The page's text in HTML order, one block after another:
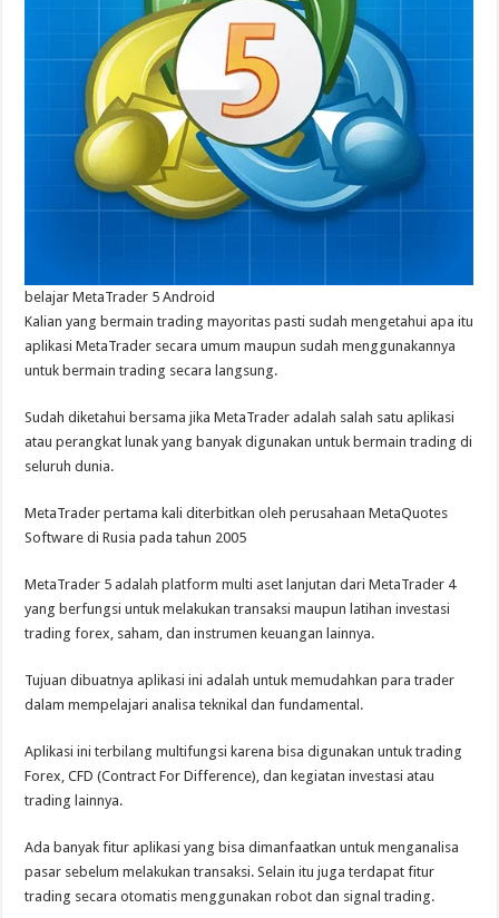
belajar MetaTrader 5 Android
Kalian yang bermain trading mayoritas pasti sudah mengetahui apa itu
aplikasi MetaTrader secara umum maupun sudah menggunakannya
untuk bermain trading secara langsung.
Sudah diketahui bersama jika MetaTrader adalah salah satu aplikasi
atau perangkat lunak yang banyak digunakan untuk bermain trading di
seluruh dunia.
MetaTrader pertama kali diterbitkan oleh perusahaan MetaQuotes
Software di Rusia pada tahun 2005
MetaTrader 5 adalah platform multi aset lanjutan dari MetaTrader 4
yang berfungsi untuk melakukan transaksi maupun latihan investasi
trading forex, saham, dan instrumen keuangan lainnya.
Tujuan dibuatnya aplikasi ini adalah untuk memudahkan para trader
dalam mempelajari analisa teknikal dan fundamental.
Aplikasi ini terbilang multifungsi karena bisa digunakan untuk trading
Forex, CFD (Contract For Difference), dan kegiatan investasi atau
trading lainnya.
Ada banyak fitur aplikasi yang bisa dimanfaatkan untuk menganalisa
pasar sebelum melakukan transaksi. Selain itu juga terdapat fitur
trading secara otomatis menggunakan robot dan signal trading.